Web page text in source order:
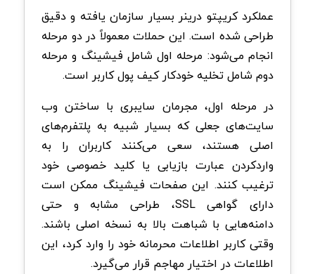
عملکرد کریپتو درینر بسیار سازمان‌ یافته و دقیق
طراحی شده است. این حملات معمولاً در دو مرحله
انجام می‌شود: مرحله اول شامل فیشینگ و مرحله
دوم شامل تخلیه خودکار کیف پول کاربر است.
در مرحله اول، مجرمان سایبری با ساختن وب‌
سایت‌های جعلی که بسیار شبیه به پلتفرم‌های
اصلی هستند، سعی می‌کنند کاربران را به
واردکردن عبارت بازیابی یا کلید خصوصی خود
ترغیب کنند. این صفحات فیشینگ ممکن است
دارای گواهی SSL، طراحی مشابه و حتی
دامنه‌هایی با شباهت بالا به نسخه اصلی باشند.
وقتی کاربر اطلاعات محرمانه خود را وارد کرد، این
اطلاعات در اختیار مهاجم قرار می‌گیرد.